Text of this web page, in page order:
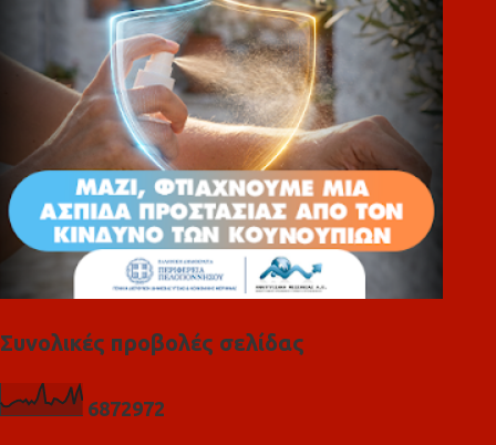
Συνολικές προβολές σελίδας
6872972